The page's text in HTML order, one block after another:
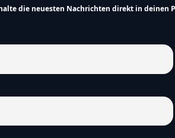
die neuesten Nachrichten direkt in deinen